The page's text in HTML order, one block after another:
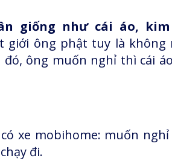
giống như cái áo,
giới ông phật tuy là
ông muốn nghỉ thì cái
xe mobihome: muốn
đi.